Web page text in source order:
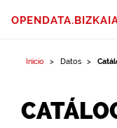
Inicio Datos